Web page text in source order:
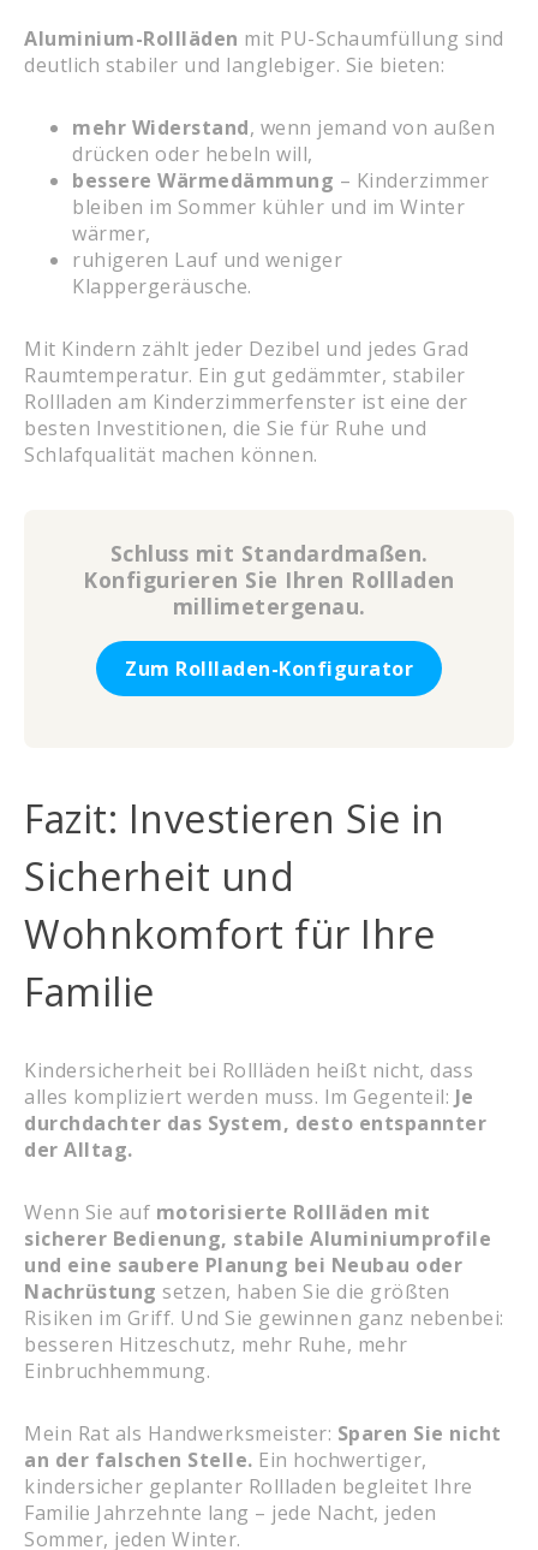
Aluminium-Rollläden mit PU-Schaumfüllung sind
deutlich stabiler und langlebiger. Sie bieten:
mehr Widerstand, wenn jemand von außen
drücken oder hebeln will,
bessere Wärmedämmung – Kinderzimmer
bleiben im Sommer kühler und im Winter
wärmer,
ruhigeren Lauf und weniger
Klappergeräusche.
Mit Kindern zählt jeder Dezibel und jedes Grad
Raumtemperatur. Ein gut gedämmter, stabiler
Rollladen am Kinderzimmerfenster ist eine der
besten Investitionen, die Sie für Ruhe und
Schlafqualität machen können.
Schluss mit Standardmaßen.
Konfigurieren Sie Ihren Rollladen
millimetergenau.
Zum Rollladen-Konfigurator
Fazit: Investieren Sie in
Sicherheit und
Wohnkomfort für Ihre
Familie
Kindersicherheit bei Rollläden heißt nicht, dass
alles kompliziert werden muss. Im Gegenteil: Je
durchdachter das System, desto entspannter
der Alltag.
Wenn Sie auf motorisierte Rollläden mit
sicherer Bedienung, stabile Aluminiumprofile
und eine saubere Planung bei Neubau oder
Nachrüstung setzen, haben Sie die größten
Risiken im Griff. Und Sie gewinnen ganz nebenbei:
besseren Hitzeschutz, mehr Ruhe, mehr
Einbruchhemmung.
Mein Rat als Handwerksmeister: Sparen Sie nicht
an der falschen Stelle. Ein hochwertiger,
kindersicher geplanter Rollladen begleitet Ihre
Familie Jahrzehnte lang – jede Nacht, jeden
Sommer, jeden Winter.